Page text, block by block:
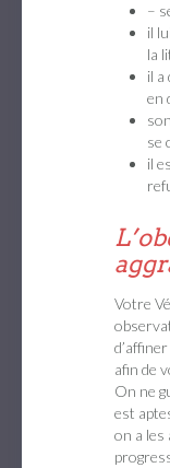
–
il
la
il a
en
se
il
Votre
afin de
On ne
est
on a les